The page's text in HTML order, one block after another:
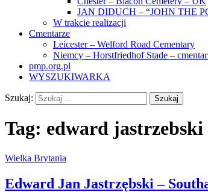
JAN DIDUCH – “JOHN THE
W trakcie realizacji
Cmentarze
Leicester – Welford Road Cementary
Niemcy – Horstfriedhof Stade –
pmp.org.pl
WYSZUKIWARKA
Szukaj:
Tag: edward jastrzebski
Wielka Brytania
Edward Jan Jastrzębski –